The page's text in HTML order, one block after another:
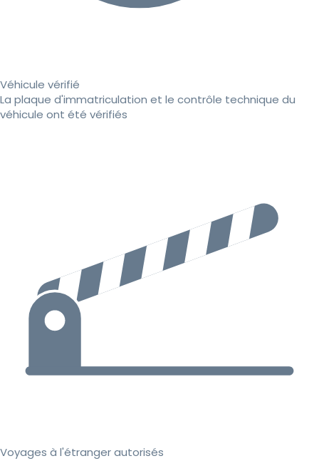
Véhicule vérifié
La plaque d'immatriculation et le contrôle technique du
véhicule ont été vérifiés
Voyages à l'étranger autorisés